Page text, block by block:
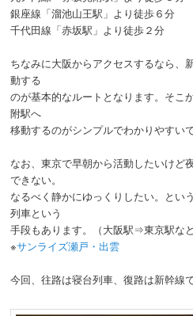
銀座線「溜池山王駅」より徒歩６分
千代田線「赤坂駅」より徒歩２分
ちなみに大阪からアクセスするなら
動する
のが基本的なルートとなります。そ
附駅へ
移動するのがシンプルでわかりやすいで
なお、東京で早朝から活動したいけど
できない。
なるべく静かにゆっくりしたい。とい
列車という
手段もあります。（大阪駅⇒東京駅など
※サンライズ瀬戸・出雲
今回、往路は寝台列車、復路は新幹線